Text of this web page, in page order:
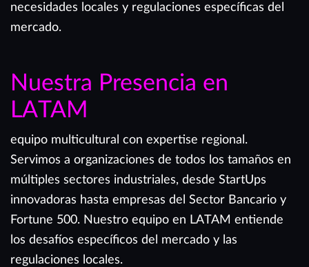
necesidades locales y regulaciones específicas del
mercado.
Nuestra Presencia en
LATAM
equipo multicultural con expertise regional.
Servimos a organizaciones de todos los tamaños en
múltiples sectores industriales, desde StartUps
innovadoras hasta empresas del Sector Bancario y
Fortune 500. Nuestro equipo en LATAM entiende
los desafíos específicos del mercado y las
regulaciones locales.